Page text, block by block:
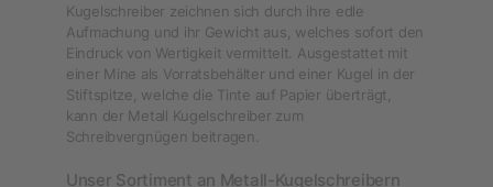
Kugelschreiber zeichnen sich durch ihre edle
Aufmachung und ihr Gewicht aus, welches sofort den
Eindruck von Wertigkeit vermittelt. Ausgestattet mit
einer Mine als Vorratsbehälter und einer Kugel in der
Stiftspitze, welche die Tinte auf Papier überträgt,
kann der Metall Kugelschreiber zum
Schreibvergnügen beitragen.
Unser Sortiment an Metall-Kugelschreibern